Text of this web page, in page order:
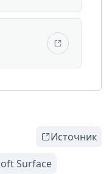
Источник